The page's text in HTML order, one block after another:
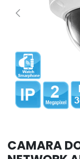
CAMARA